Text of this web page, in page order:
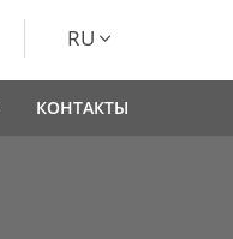
RU
КОНТАКТЫ